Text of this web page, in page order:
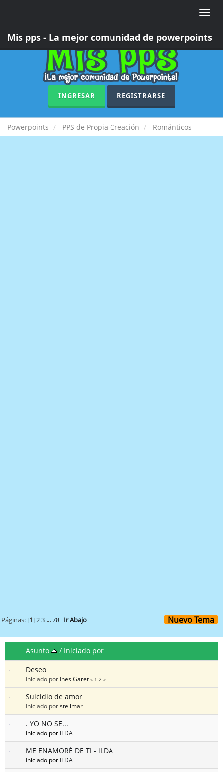
Toggle
Mis pps - La mejor comunidad de powerpoints
INGRESAR REGISTRARSE
Powerpoints PPS de Propia Creación Románticos
Páginas: [1]2 3 ...78 Ir Abajo Nuevo Tema
Asunto / Iniciado por
Deseo
Iniciado por Ines Garet « 1 2 »
Suicidio de amor
Iniciado porstellmar
. YO NO SE...
Iniciado por ILDA
ME ENAMORÉ DE TI - iLDA
Iniciado por ILDA